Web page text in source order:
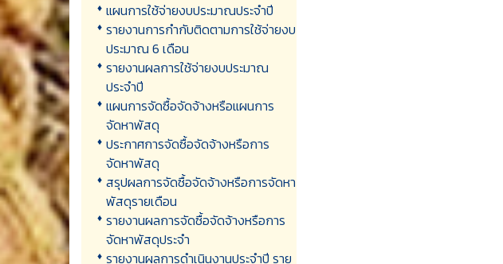
แผนการใช้จ่ายงบประมาณประจำปี
รายงานการกำกับติดตามการใช้จ่ายงบ
ประมาณ 6 เดือน
รายงานผลการใช้จ่ายงบประมาณ
ประจำปี
แผนการจัดซื้อจัดจ้างหรือแผนการ
จัดหาพัสดุ
ประกาศการจัดซื้อจัดจ้างหรือการ
จัดหาพัสดุ
สรุปผลการจัดซื้อจัดจ้างหรือการจัดหา
พัสดุรายเดือน
รายงานผลการจัดซื้อจัดจ้างหรือการ
จัดหาพัสดุประจำ
รายงานผลการดำเนินงานประจำปี ราย